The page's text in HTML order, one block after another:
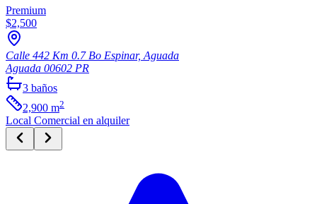
Premium
$2,500
Calle 442 Km 0.7 Bo Espinar, Aguada
Aguada 00602 PR
3 baños
2,900 m2
Local Comercial en alquiler